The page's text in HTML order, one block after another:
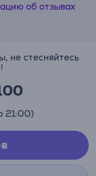
об отзывах
не стесняйтесь
21:00)